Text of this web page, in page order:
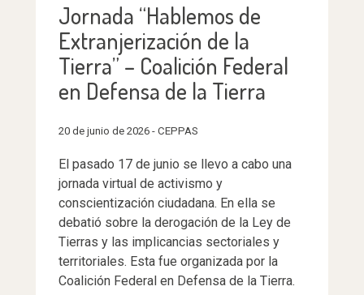
Jornada “Hablemos de
Extranjerización de la
Tierra” – Coalición Federal
en Defensa de la Tierra
20 de junio de 2026 - CEPPAS
El pasado 17 de junio se llevo a cabo una
jornada virtual de activismo y
conscientización ciudadana. En ella se
debatió sobre la derogación de la Ley de
Tierras y las implicancias sectoriales y
territoriales. Esta fue organizada por la
Coalición Federal en Defensa de la Tierra.